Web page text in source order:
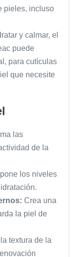
pieles, incluso
y calmar, el
puede
para cutículas
que necesite
las
de la
los niveles
Crea una
la piel de
textura de la